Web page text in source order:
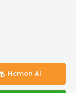
Hemen Al